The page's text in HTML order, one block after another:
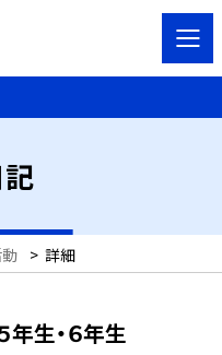
動 > 詳細
生・６年生